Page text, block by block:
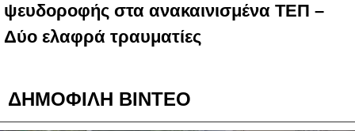
ψευδοροφής στα ανακαινισμένα ΤΕΠ –
Δύο ελαφρά τραυματίες
ΔΗΜΟΦΙΛΗ ΒΙΝΤΕΟ